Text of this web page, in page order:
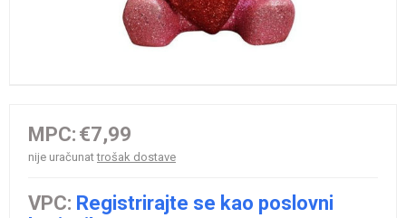
MPC: €7,99
nije uračunattrošak dostave
VPC: Registrirajte se kao poslovni